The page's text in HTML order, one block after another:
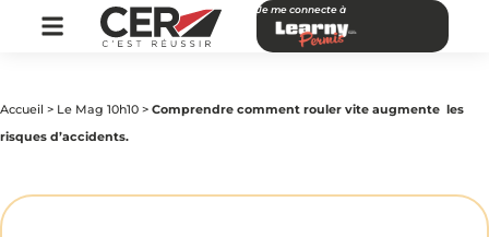
Je me connecte à
Accueil > Le Mag 10h10 > Comprendre comment rouler vite augmente les
risques d’accidents.